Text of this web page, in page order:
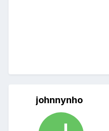
johnnynho